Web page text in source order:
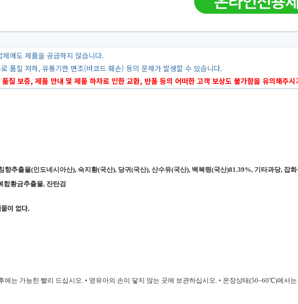
에도 제품을 공급하지 않습니다.
품질 저하, 유통기한 변조(바코드 훼손) 등의 문제가 발생할 수 있습니다.
질 보증, 제품 안내 및 제품 하자로 인한 교환, 반품 등의 어떠한 고객 보상도 불가함을 유의해주시
향추출물(인도네시아산), 숙지황(국산)​, 당귀(국산), 산수유(국산), 백복령(국산)81.39%, 기타과당, 잡
합황금추출물, 잔탄검
이 없다.
에는 가능한 빨리 드십시오. • 영유아의 손이 닿지 않는 곳에 보관하십시오. • 온장상태(50~60℃)에서